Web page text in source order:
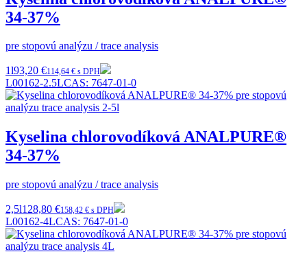
34-37%
pre stopovú analýzu / trace analysis
1l93,20 €114,64 € s DPH
L00162-2.5LCAS: 7647-01-0
Kyselina chlorovodíková ANALPURE®
34-37%
pre stopovú analýzu / trace analysis
2,5l128,80 €158,42 € s DPH
L00162-4LCAS: 7647-01-0